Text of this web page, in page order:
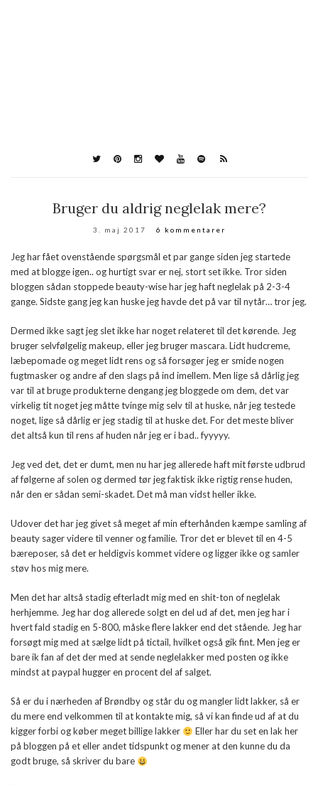
Bruger du aldrig neglelak mere?
3. maj 2017 6 kommentarer
Jeg har fået ovenstående spørgsmål et par gange siden jeg startede
med at blogge igen.. og hurtigt svar er nej, stort set ikke. Tror siden
bloggen sådan stoppede beauty-wise har jeg haft neglelak på 2-3-4
gange. Sidste gang jeg kan huske jeg havde det på var til nytår… tror jeg.
Dermed ikke sagt jeg slet ikke har noget relateret til det kørende. Jeg
bruger selvfølgelig makeup, eller jeg bruger mascara. Lidt hudcreme,
læbepomade og meget lidt rens og så forsøger jeg er smide nogen
fugtmasker og andre af den slags på ind imellem. Men lige så dårlig jeg
var til at bruge produkterne dengang jeg bloggede om dem, det var
virkelig tit noget jeg måtte tvinge mig selv til at huske, når jeg testede
noget, lige så dårlig er jeg stadig til at huske det. For det meste bliver
det altså kun til rens af huden når jeg er i bad.. fyyyyy.
Jeg ved det, det er dumt, men nu har jeg allerede haft mit første udbrud
af følgerne af solen og dermed tør jeg faktisk ikke rigtig rense huden,
når den er sådan semi-skadet. Det må man vidst heller ikke.
Udover det har jeg givet så meget af min efterhånden kæmpe samling af
beauty sager videre til venner og familie. Tror det er blevet til en 4-5
bæreposer, så det er heldigvis kommet videre og ligger ikke og samler
støv hos mig mere.
Men det har altså stadig efterladt mig med en shit-ton of neglelak
herhjemme. Jeg har dog allerede solgt en del ud af det, men jeg har i
hvert fald stadig en 5-800, måske flere lakker end det stående. Jeg har
forsøgt mig med at sælge lidt på tictail, hvilket også gik fint. Men jeg er
bare ik fan af det der med at sende neglelakker med posten og ikke
mindst at paypal hugger en procent del af salget.
Så er du i nærheden af Brøndby og står du og mangler lidt lakker, så er
du mere end velkommen til at kontakte mig, så vi kan finde ud af at du
kigger forbi og køber meget billige lakker
Eller har du set en lak her
på bloggen på et eller andet tidspunkt og mener at den kunne du da
godt bruge, så skriver du bare